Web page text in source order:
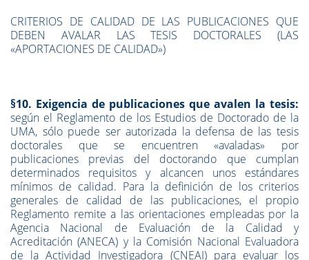
CRITERIOS DE CALIDAD DE LAS PUBLICACIONES QUE
DEBEN AVALAR LAS TESIS DOCTORALES (LAS
«APORTACIONES DE CALIDAD»)
§10. Exigencia de publicaciones que avalen la tesis:
según el Reglamento de los Estudios de Doctorado de la
UMA, sólo puede ser autorizada la defensa de las tesis
doctorales que se encuentren «avaladas» por
publicaciones previas del doctorando que cumplan
determinados requisitos y alcancen unos estándares
mínimos de calidad. Para la definición de los criterios
generales de calidad de las publicaciones, el propio
Reglamento remite a las orientaciones empleadas por la
Agencia Nacional de Evaluación de la Calidad y
Acreditación (ANECA) y la Comisión Nacional Evaluadora
de la Actividad Investigadora (CNEAI) para evaluar los